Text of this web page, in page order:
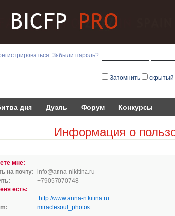
Забыли пароль?
Запомнить скрытый
дня Дуэль Форум Конкурсы
Информация о
мне:
на почту: info@anna-ni kitina.ru
+79057070748
есть:
http://www.anna-nikitina.ru
miraclesoul_photos